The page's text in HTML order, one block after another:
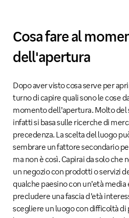
Cosa fare al
dell'apertura
Dopo aver visto cosa serve per
turno di capire quali sono le cose
momento dell’apertura. Molto del
infatti si basa sulle ricerche di
precedenza. La scelta del luogo
sembrare un fattore secondario
ma non è così. Capirai da solo che
un negozio con prodotti o servizi
qualche paesino con un’età
precludere una fascia d’età
scegliere un luogo con difficoltà